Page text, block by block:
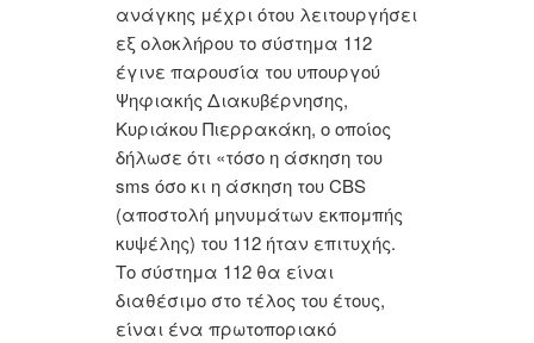
ανάγκης μέχρι ότου λειτουργήσει
εξ ολοκλήρου το σύστημα 112
έγινε παρουσία του υπουργού
Ψηφιακής Διακυβέρνησης,
Κυριάκου Πιερρακάκη, ο οποίος
δήλωσε ότι «τόσο η άσκηση του
sms όσο κι η άσκηση του CBS
(αποστολή μηνυμάτων εκπομπής
κυψέλης) του 112 ήταν επιτυχής.
Το σύστημα 112 θα είναι
διαθέσιμο στο τέλος του έτους,
είναι ένα πρωτοποριακό